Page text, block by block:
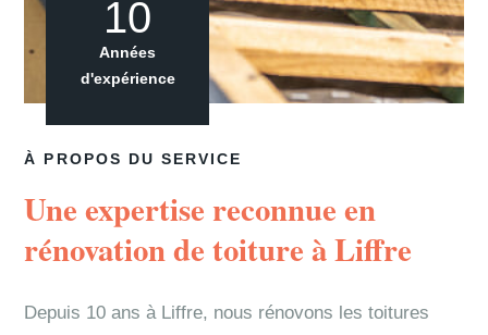
À PROPOS DU SERVICE
Une expertise reconnue en
rénovation de toiture à Liffre
Depuis 10 ans à Liffre, nous rénovons les toitures
10
Années
d'expérience